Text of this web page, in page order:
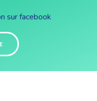
sur facebook